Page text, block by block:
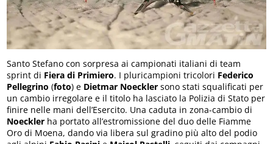
Santo Stefano con sorpresa ai campionati italiani di team
sprint di Fiera di Primiero. I pluricampioni tricolori Federico
Pellegrino (foto) e Dietmar Noeckler sono stati squalificati per
un cambio irregolare e il titolo ha lasciato la Polizia di Stato per
finire nelle mani dell’Esercito. Una caduta in zona-cambio di
Noeckler ha portato all’estromissione del duo delle Fiamme
Oro di Moena, dando via libera sul gradino più alto del podio